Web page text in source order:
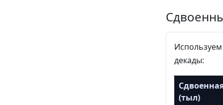
декады:
(тыл)